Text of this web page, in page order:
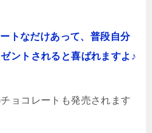
トなだけあって、普段自分
ントされると喜ばれますよ♪
ョコレートも発売されます